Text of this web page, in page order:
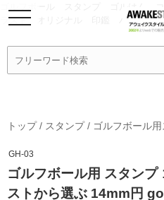
ゴルフボール スタンプ ゴルはん
ラスト オリジナル 印鑑 ハンコ オ
トップ/ スタンプ/ ゴルフボール
GH-03
ゴルフボール用 スタンプ
ストから選ぶ 14mm円